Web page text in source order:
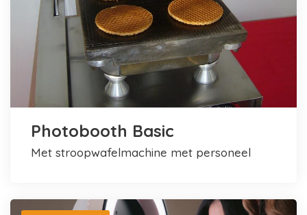
Photobooth Basic
met stroopwafelmachine met personeel